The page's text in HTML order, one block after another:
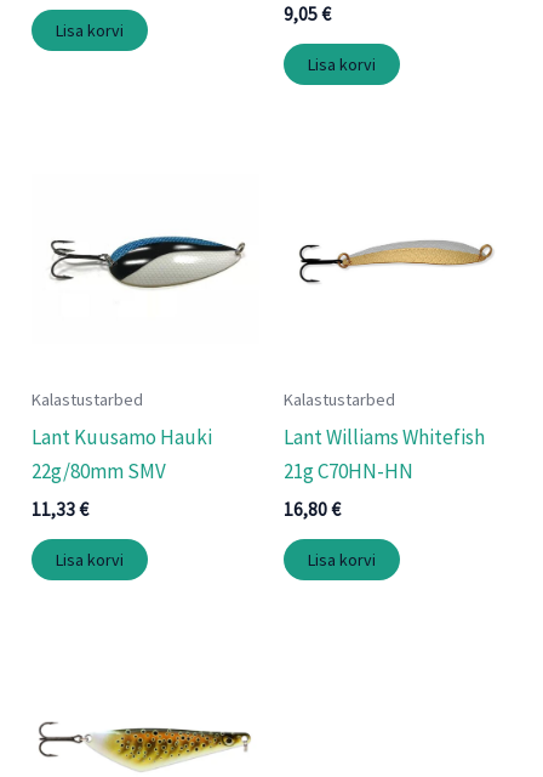
Lisa korvi
9,05€
Lisa korvi
Kalastustarbed
Lant Kuusamo Hauki
22g/80mm SMV
11,33€
Lisa korvi
Kalastustarbed
Lant Williams Whitefish
21g C70HN-HN
16,80€
Lisa korvi